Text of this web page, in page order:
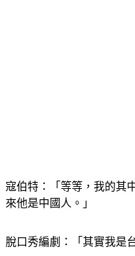
寇伯特：「等等，我的其
來他是中國人。」
脫口秀編劇：「其實我是